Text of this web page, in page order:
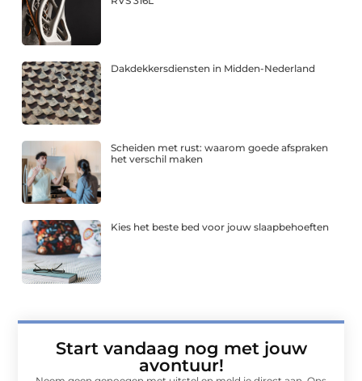
Dakdekkersdiensten in Midden-Nederland
Scheiden met rust: waarom goede afspraken
het verschil maken
Kies het beste bed voor jouw slaapbehoeften
Start vandaag nog met jouw
avontuur!